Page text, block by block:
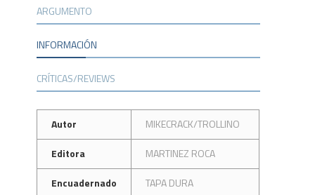
ARGUMENTO
INFORMACIÓN
CRÍTICAS/REVIEWS
Autor
MIKECRACK/TROLLINO
Editora
MARTINEZ ROCA
Encuadernado
TAPA DURA